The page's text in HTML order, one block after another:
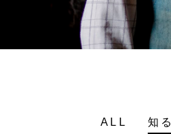
ALL 知る